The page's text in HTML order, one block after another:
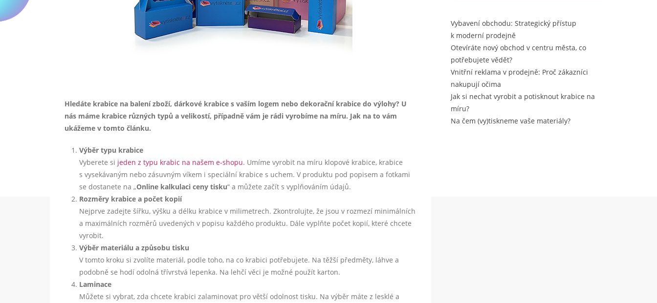
Hledáte krabice na balení zboží, dárkové krabice s vaším logem nebo dekorační krabice do výlohy? U
nás máme krabice různých typů a velikostí, případně vám je rádi vyrobíme na míru. Jak na to vám
ukážeme v tomto článku.
Výběr typu krabice
Vyberete si jeden z typu krabic na našem e-shopu. Umíme vyrobit na míru klopové krabice, krabice
s vysekávaným nebo zásuvným víkem i speciální krabice s uchem. V produktu pod popisem a fotkami
se dostanete na „Online kalkulaci ceny tisku“ a můžete začít s vyplňováním údajů.
Rozměry krabice a počet kopií
Nejprve zadejte šířku, výšku a délku krabice v milimetrech. Zkontrolujte, že jsou v rozmezí minimálních
a maximálních rozměrů uvedených v popisu každého produktu. Dále vyplňte počet kopií, které chcete
vyrobit.
Výběr materiálu a způsobu tisku
V tomto kroku si zvolíte materiál, podle toho, na co krabici potřebujete. Na těžší předměty, láhve a
podobně se hodí odolná třívrstvá lepenka. Na lehčí věci je možné použít karton.
Laminace
Můžete si vybrat, zda chcete krabici zalaminovat pro větší odolnost tisku. Na výběr máte z lesklé a
Vybavení obchodu: Strategický přístup
k moderní prodejně
Otevíráte nový obchod v centru města, co
potřebujete vědět?
Vnitřní reklama v prodejně: Proč zákazníci
nakupují očima
Jak si nechat vyrobit a potisknout krabice na
míru?
Na čem (vy)tiskneme vaše materiály?